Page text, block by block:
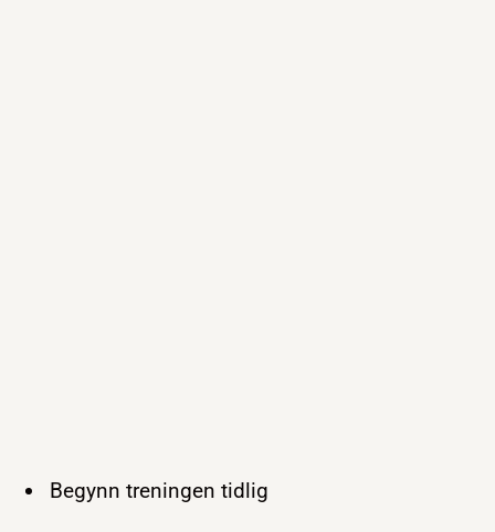
Begynn treningen tidlig